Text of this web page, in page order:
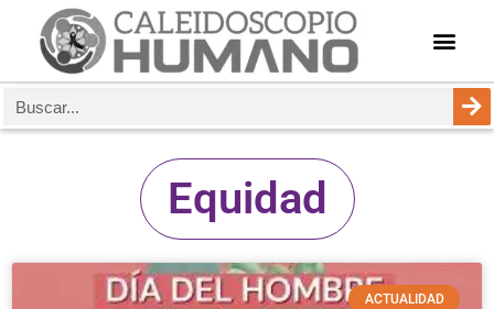
Equidad
ACTUALIDAD